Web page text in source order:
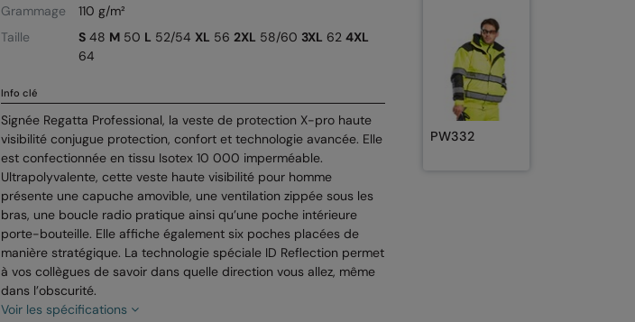
Grammage
110 g/m²
Taille
S48 M50 L 52/54 XL 56 2XL 58/60 3XL 62 4XL
64
Info clé
Signée Regatta Professional, la veste de protection X-pro haute
visibilité conjugue protection, confort et technologie avancée. Elle
est confectionnée en tissu Isotex 10 000 imperméable.
Ultrapolyvalente, cette veste haute visibilité pour homme
présente une capuche amovible, une ventilation zippée sous les
bras, une boucle radio pratique ainsi qu’une poche intérieure
porte-bouteille. Elle affiche également six poches placées de
manière stratégique. La technologie spéciale ID Reflection permet
à vos collègues de savoir dans quelle direction vous allez, même
dans l’obscurité.
Voir les spécifications
PW332